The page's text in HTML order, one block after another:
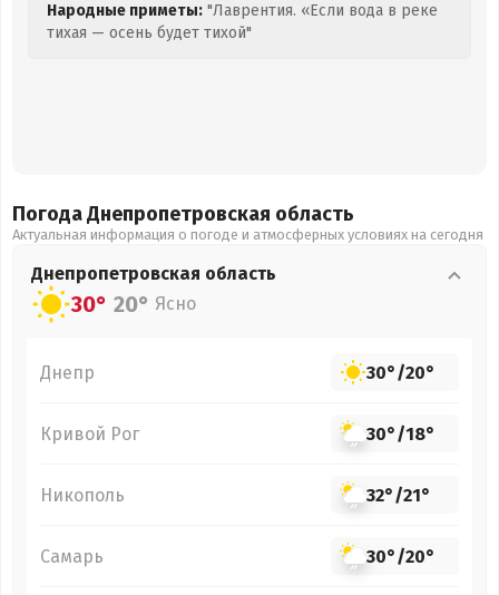
Народные приметы: "Лаврентия. «Если вода в реке
тихая — осень будет тихой"
Погода Днепропетровская область
Актуальная информация о погоде и атмосферных условиях на сегодня
Днепропетровская область
30° 20° Ясно
Днепр 30°/20°
Кривой Рог 30°/18°
Никополь 32°/21°
Самарь 30°/20°